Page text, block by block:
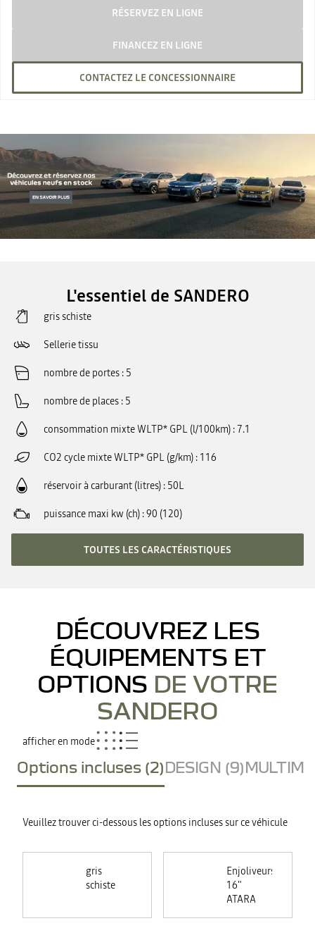
RÉSERVEZ EN LIGNE
FINANCEZ EN LIGNE
CONTACTEZ LE CONCESSIONNAIRE
L'essentiel de SANDERO
gris schiste
Sellerie tissu
nombre de portes 5
nombre de places 5
consommation mixte WLTP* GPL (l/100km) 7.1
CO2 cycle mixte WLTP* GPL (g/km) 116
réservoir à carburant (litres) 50L
puissance maxi kw (ch) 90 (120)
TOUTES LES CARACTÉRISTIQUES
DÉCOUVREZ LES
ÉQUIPEMENTS ET
OPTIONS DE VOTRE
SANDERO
afficher en mode
Options incluses (2)DESIGN (9)
Veuillez trouver ci-dessous les options incluses sur ce véhicule
gris
schiste
Enjoliveurs
16"
ATARA